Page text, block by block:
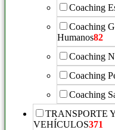
Coaching
Coaching
Humanos82
Coaching
Coaching
Coaching
TRANSPORTE
VEHÍCULOS371